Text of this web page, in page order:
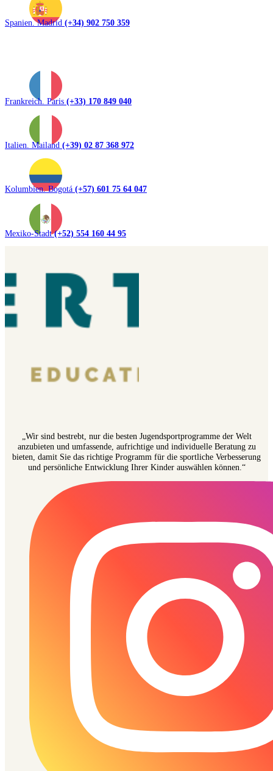
Spanien. Madrid (+34) 902 750 359
Frankreich. Paris (+33) 170 849 040
Italien. Mailand (+39) 02 87 368 972
Kolumbien. Bogotá (+57) 601 75 64 047
Mexiko-Stadt(+52) 554 160 44 95
„Wir sind bestrebt, nur die besten Jugendsportprogramme der Welt
anzubieten und umfassende, aufrichtige und individuelle Beratung zu
bieten, damit Sie das richtige Programm für die sportliche Verbesserung
und persönliche Entwicklung Ihrer Kinder auswählen können.“